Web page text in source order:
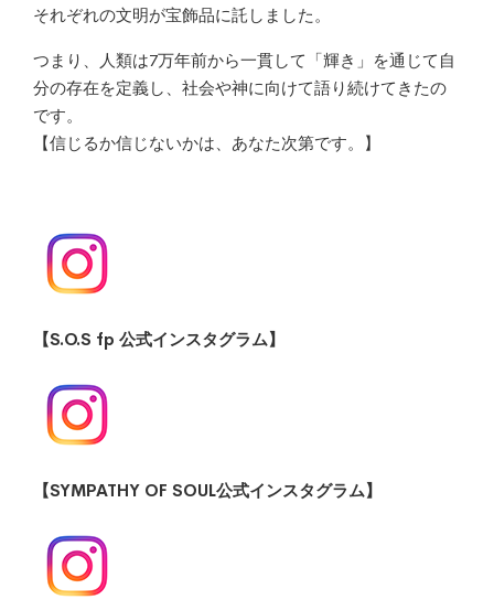
それぞれの文明が宝飾品に託しました。
つまり、人類は7万年前から一貫して「輝き」を通じて自
分の存在を定義し、社会や神に向けて語り続けてきたの
です。
【信じるか信じないかは、あなた次第です。】
【S.O.S fp 公式インスタグラム】
【SYMPATHY OF SOUL公式インスタグラム】